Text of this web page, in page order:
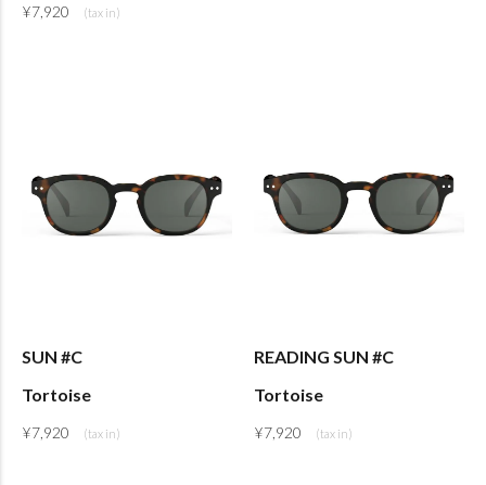
¥7,920
SUN #C
Tortoise
¥7,920
READING SUN #C
Tortoise
¥7,920